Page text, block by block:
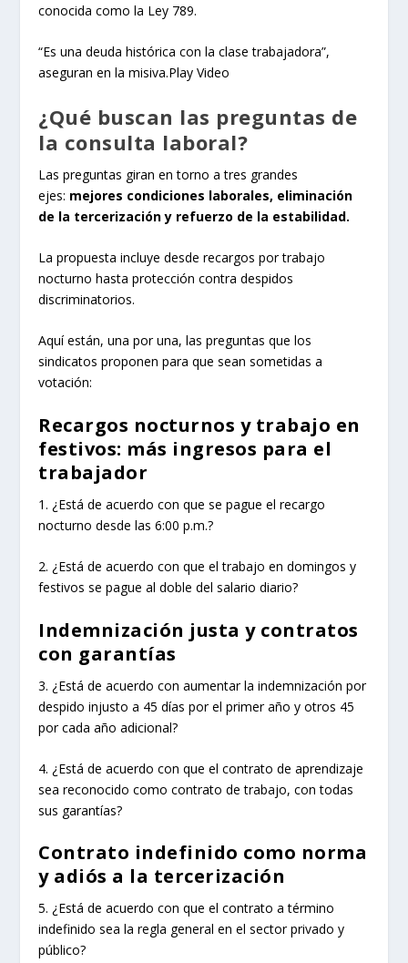
conocida como la Ley 789.
“Es una deuda histórica con la clase trabajadora”,
aseguran en la misiva.Play Video
¿Qué buscan las preguntas de
la consulta laboral?
Las preguntas giran en torno a tres grandes
ejes: mejores condiciones laborales, eliminación
de la tercerización y refuerzo de la estabilidad.
La propuesta incluye desde recargos por trabajo
nocturno hasta protección contra despidos
discriminatorios.
Aquí están, una por una, las preguntas que los
sindicatos proponen para que sean sometidas a
votación:
Recargos nocturnos y trabajo en
festivos: más ingresos para el
trabajador
1. ¿Está de acuerdo con que se pague el recargo
nocturno desde las 6:00 p.m.?
2. ¿Está de acuerdo con que el trabajo en domingos y
festivos se pague al doble del salario diario?
Indemnización justa y contratos
con garantías
3. ¿Está de acuerdo con aumentar la indemnización por
despido injusto a 45 días por el primer año y otros 45
por cada año adicional?
4. ¿Está de acuerdo con que el contrato de aprendizaje
sea reconocido como contrato de trabajo, con todas
sus garantías?
Contrato indefinido como norma
y adiós a la tercerización
5. ¿Está de acuerdo con que el contrato a término
indefinido sea la regla general en el sector privado y
público?